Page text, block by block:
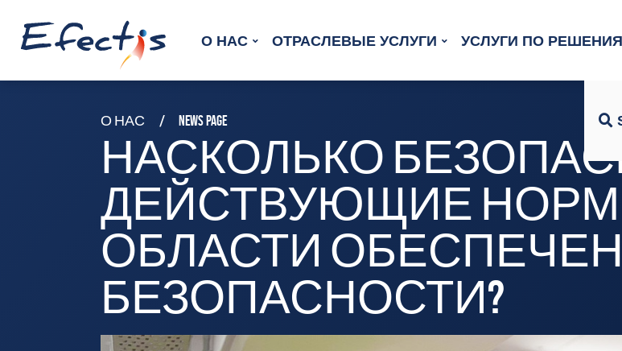
О HAC ОТРАСЛЕВЫЕ УСЛУГИ УСЛУГИ ПО
О НАС NEWS PAGE
НАСКОЛЬКО
ДЕЙСТВУЮЩИЕ
ОБЛАСТИ
БЕЗОПАСНОСТИ?